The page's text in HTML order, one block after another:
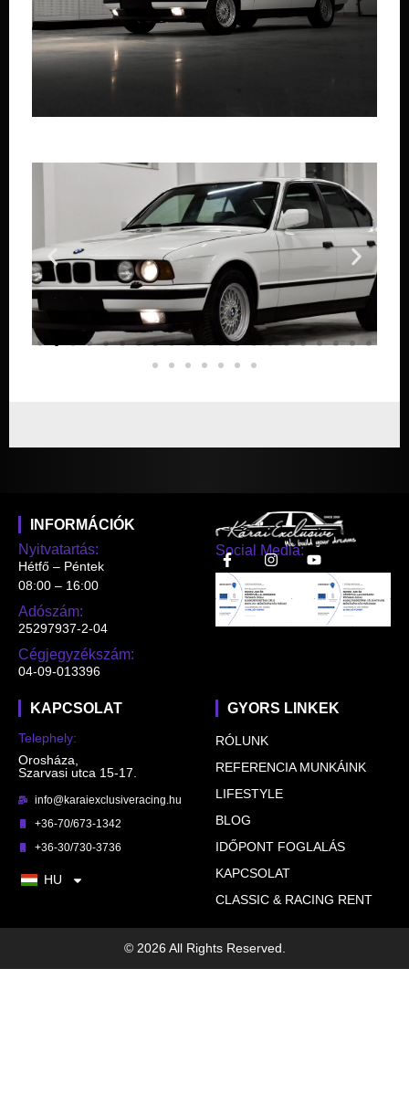
Social Media:
INFORMÁCIÓK
Nyitvatartás:
Hétfő – Péntek
08:00 – 16:00
Adószám:
25297937-2-04
Cégjegyzékszám:
04-09-013396
GYORS LINKEK
RÓLUNK
REFERENCIA MUNKÁINK
LIFESTYLE
BLOG
IDŐPONT FOGLALÁS
KAPCSOLAT
CLASSIC & RACING RENT
KAPCSOLAT
Telephely:
Orosháza,
Szarvasi utca 15-17.
info@karaiexclusiveracing.hu
+36-70/673-1342
+36-30/730-3736
HU
© 2026 All Rights Reserved.